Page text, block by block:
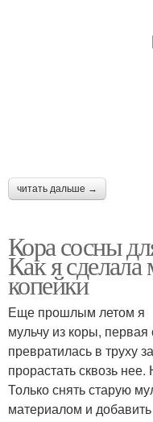
читать дальше →
Кора сосны
Как я сделала
копейки
Еще прошлым летом я
мульчу из коры,
превратилась в труху
прорастать сквозь
Только снять старую
материалом и